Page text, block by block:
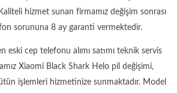
hizmet sunan firmamız değişim sonrası
sorununa 8 ay garanti vermektedir.
eski cep telefonu alımı satımı teknik servis
Xiaomi Black Shark Helo pil değişimi,
işlemleri hizmetinize sunmaktadır. Model